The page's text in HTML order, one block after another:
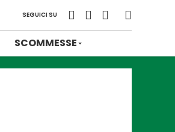
SEGUICI SU
SCOMMESSE